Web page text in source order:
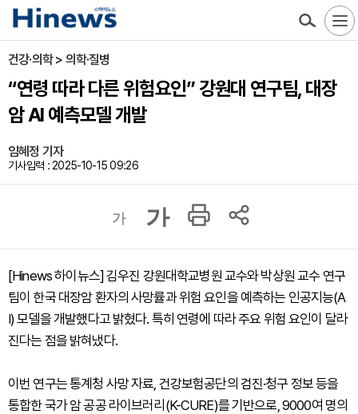
건강·의학 > 의학·질병
“연령 따라 다른 위험요인” 강원대 연구팀, 대장
암 AI 예측모델 개발
임혜정 기자
기사입력 : 2025-10-15 09:26
가 가
[Hinews 하이뉴스] 김우진 강원대학교병원 교수와 박상원 교수 연구
팀이 한국 대장암 환자의 사망률과 위험 요인을 예측하는 인공지능(A
I) 모델을 개발했다고 밝혔다. 특히 연령에 따라 주요 위험 요인이 달라
진다는 점을 밝혀냈다.
이번 연구는 통계청 사망 자료, 건강보험공단의 검진·청구 정보 등을
통합한 국가 암 공공 라이브러리(K-CURE)를 기반으로, 9000여 명의